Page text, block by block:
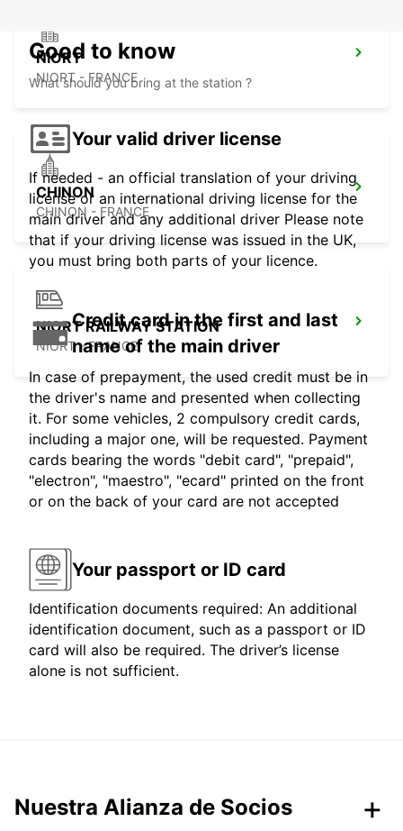
NIORT
NIORT - FRANCE
CHINON
CHINON - FRANCE
NIORT RAILWAY STATION
NIORT - FRANCE
Good to know
What should you bring at the station ?
Your valid driver license
If needed - an official translation of your driving
license or an international driving license for the
main driver and any additional driver Please note
that if your driving license was issued in the UK,
you must bring both parts of your licence.
Credit card in the first and last
name of the main driver
In case of prepayment, the used credit must be in
the driver's name and presented when collecting
it. For some vehicles, 2 compulsory credit cards,
including a major one, will be requested. Payment
cards bearing the words "debit card", "prepaid",
"electron", "maestro", "ecard" printed on the front
or on the back of your card are not accepted
Your passport or ID card
Identification documents required: An additional
identification document, such as a passport or ID
card will also be required. The driver’s license
alone is not sufficient.
Nuestra Alianza de Socios